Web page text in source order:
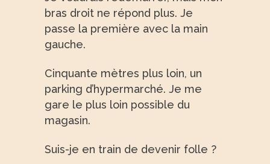
bras droit ne répond plus. Je
passe la première avec la main
gauche.
Cinquante mètres plus loin, un
parking d’hypermarché. Je me
gare le plus loin possible du
magasin.
Suis-je en train de devenir folle ?